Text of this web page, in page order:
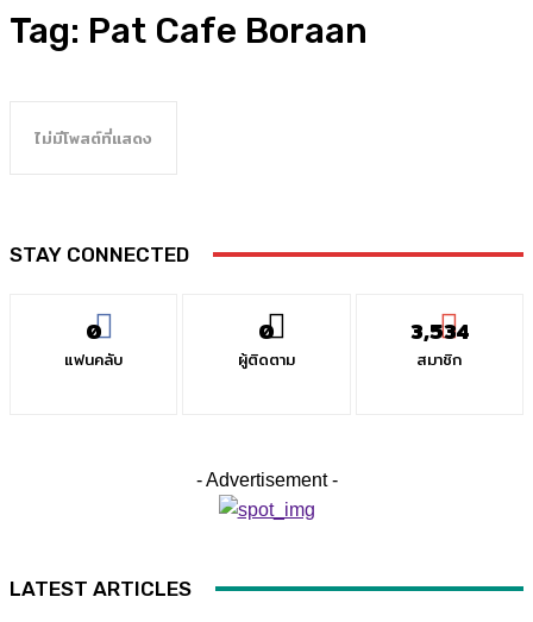
Tag: Pat Cafe Boraan
ไม่มีโพสต์ที่แสดง
STAY CONNECTED
0
แฟนคลับ
0
ผู้ติดตาม
3,534
สมาชิก
- Advertisement -
LATEST ARTICLES